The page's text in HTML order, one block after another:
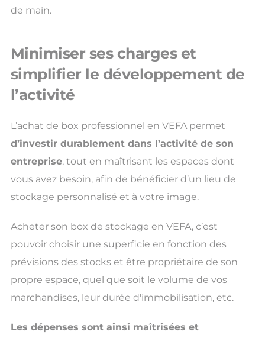
de main.
Minimiser ses charges et
simplifier le développement de
l’activité
L’achat de box professionnel en VEFA permet
d’investir durablement dans l’activité de son
entreprise, tout en maîtrisant les espaces dont
vous avez besoin, afin de bénéficier d’un lieu de
stockage personnalisé et à votre image.
Acheter son box de stockage en VEFA, c’est
pouvoir choisir une superficie en fonction des
prévisions des stocks et être propriétaire de son
propre espace, quel que soit le volume de vos
marchandises, leur durée d'immobilisation, etc.
Les dépenses sont ainsi maîtrisées et